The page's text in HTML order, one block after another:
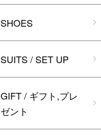
SHOES
SUITS / SET UP
GIFT / ギフト,プレ
ゼント